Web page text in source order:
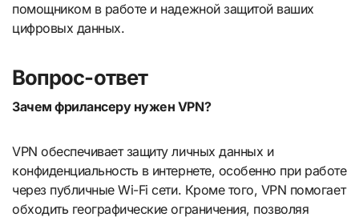
помощником в работе и надежной защитой ваших
цифровых данных.
Вопрос-ответ
Зачем фрилансеру нужен VPN?
VPN обеспечивает защиту личных данных и
конфиденциальность в интернете, особенно при работе
через публичные Wi-Fi сети. Кроме того, VPN помогает
обходить географические ограничения, позволяя